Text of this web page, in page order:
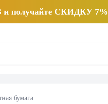
получайте СКИДКУ 7%
бумага